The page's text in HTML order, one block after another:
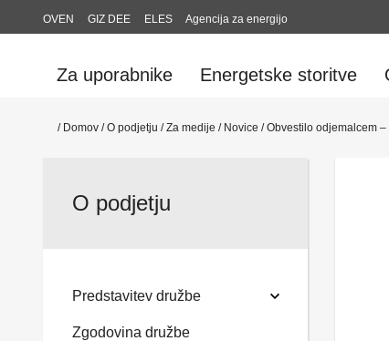
OVEN GIZ DEE ELES Agencija za energijo
Za uporabnike Energetske storitve
/ Domov /O podjetju /Za medije / Novice /Obvestilo odjemalcem
O podjetju
Predstavitev družbe
Zgodovina družbe